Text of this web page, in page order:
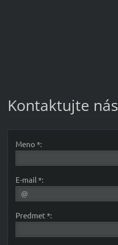
Kontaktujte nás
Meno *:
E-mail *:
Predmet *: